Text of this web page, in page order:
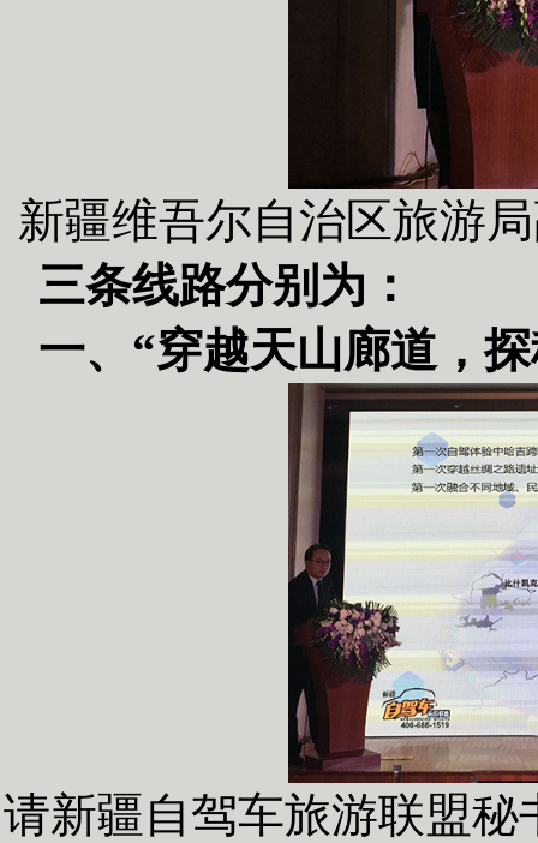
新疆维吾尔自治区旅游
三条线路分别为：
一、“穿越天山廊道，
请新疆自驾车旅游联盟